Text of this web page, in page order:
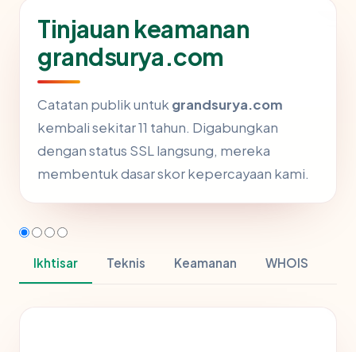
Tinjauan keamanan
grandsurya.com
Catatan publik untukgrandsurya.com
kembali sekitar 11 tahun. Digabungkan
dengan status SSL langsung, mereka
membentuk dasar skor kepercayaan kami.
Ikhtisar Teknis Keamanan WHOIS